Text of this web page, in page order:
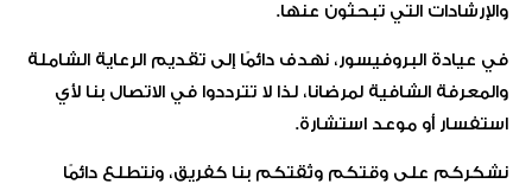
والإرشادات التي تبحثون عنها.
في عيادة البروفيسور، نهدف دائمًا إلى تقديم الرعاية الشاملة
والمعرفة الشافية لمرضانا، لذا لا تترددوا في الاتصال بنا لأي
استفسار أو موعد استشارة.
نشكركم على وقتكم وثقتكم بنا كفريق، ونتطلع دائمًا